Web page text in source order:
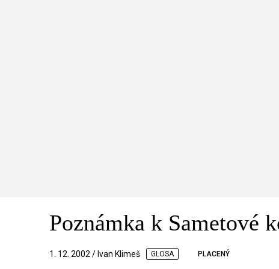
Poznámka k Sametové
1. 12. 2002 / Ivan Klimeš GLOSA PLACENÝ